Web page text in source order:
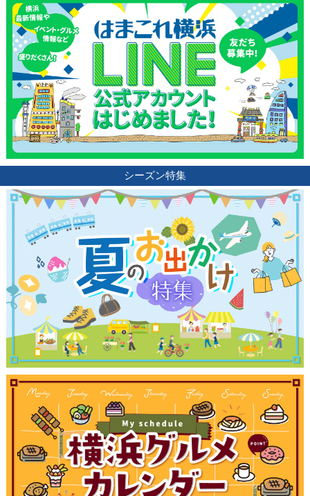
シーズン特集
観光ガイド
ランキング